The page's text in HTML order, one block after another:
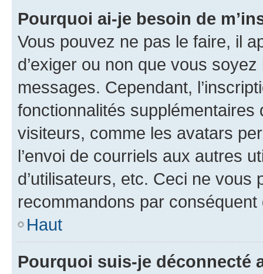
Pourquoi ai-je besoin de
Vous pouvez ne pas le faire, il
d’exiger ou non que vous
messages. Cependant,
fonctionnalités
visiteurs, comme les avatars
l’envoi de courriels aux autres
d’utilisateurs, etc. Ceci ne vous
recommandons par conséquent
Haut
Pourquoi suis-je déconnecté